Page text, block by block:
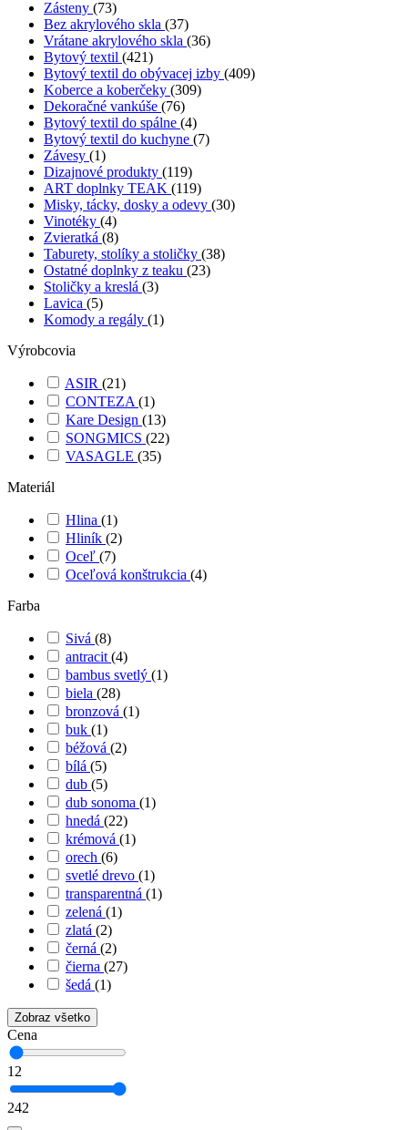
Zásteny (73)
Bez akrylového skla (37)
Vrátane akrylového skla (36)
Bytový textil (421)
Bytový textil do obývacej izby (409)
Koberce a koberčeky (309)
Dekoračné vankúše (76)
Bytový textil do spálne (4)
Bytový textil do kuchyne (7)
Závesy (1)
Dizajnové produkty (119)
ART doplnky TEAK (119)
Misky, tácky, dosky a odevy (30)
Vinotéky (4)
Zvieratká (8)
Taburety, stolíky a stoličky (38)
Ostatné doplnky z teaku (23)
Stoličky a kreslá (3)
Lavica (5)
Komody a regály (1)
Výrobcovia
ASIR (21)
CONTEZA (1)
Kare Design (13)
SONGMICS (22)
VASAGLE (35)
Materiál
Hlina (1)
Hliník (2)
Oceľ (7)
Oceľová konštrukcia (4)
Farba
Sivá (8)
antracit (4)
bambus svetlý (1)
biela (28)
bronzová (1)
buk (1)
béžová (2)
bílá (5)
dub (5)
dub sonoma (1)
hnedá (22)
krémová (1)
orech (6)
svetlé drevo (1)
transparentná (1)
zelená (1)
zlatá (2)
černá (2)
čierna (27)
šedá (1)
Zobraz všetko
Cena
12
242